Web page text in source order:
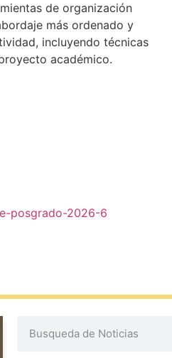
de organización
más ordenado y
incluyendo técnicas
académico.
posgrado-2026-6